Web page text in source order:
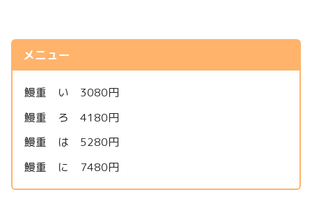
メニュー
鰻重 い 3080円
鰻重 ろ 4180円
鰻重 は 5280円
鰻重 に 7480円